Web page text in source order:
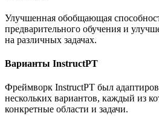
Улучшенная обобщающая
предварительного обучения и
на различных задачах.
Варианты InstructPT
Фреймворк InstructPT был
нескольких вариантов, каждый из
конкретные области и задачи.